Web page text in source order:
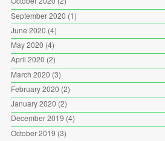
September 2020 (1)
June 2020 (4)
May 2020 (4)
April 2020 (2)
March 2020 (3)
February 2020 (2)
January 2020 (2)
December 2019 (4)
October 2019 (3)